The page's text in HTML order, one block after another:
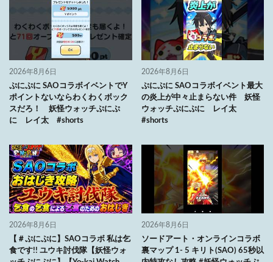
2026年8月6日
ぷにぷに SAOコラボイベントでY
ポイントないならわくわくボック
スだろ！ 妖怪ウォッチぷにぷ
に レイ太 #shorts
2026年8月6日
ぷにぷに SAOコラボイベント最大
の炎上が中々止まらない件 妖怪
ウォッチぷにぷに レイ太
#shorts
2026年8月6日
【＃ぷにぷに】SAOコラボ 私は乞
食です!! ユウキ討伐隊【妖怪ウォ
2026年8月6日
ソードアート・オンラインコラボ
裏マップ 1- 5 キリト(SAO) 65秒以